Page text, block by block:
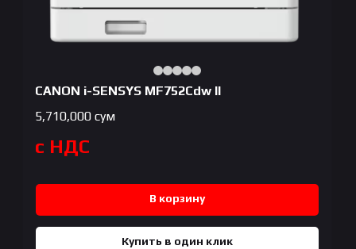
CANON i-SENSYS MF752Cdw II
5,710,000 сум
с НДС
В корзину
Купить в один клик